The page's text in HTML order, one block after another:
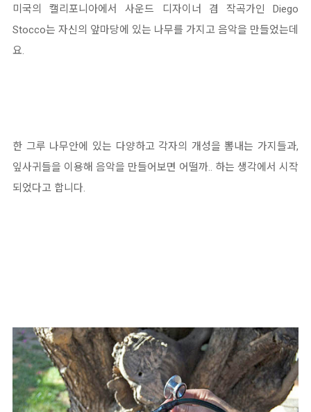
미국의 캘리포니아에서 사운드 디자이너 겸 작곡가인 Diego
Stocco는 자신의 앞마당에 있는 나무를 가지고 음악을 만들었는데
요.
한 그루 나무안에 있는 다양하고 각자의 개성을 뽐내는 가지들과,
잎사귀들을 이용해 음악을 만들어보면 어떨까.. 하는 생각에서 시작
되었다고 합니다.